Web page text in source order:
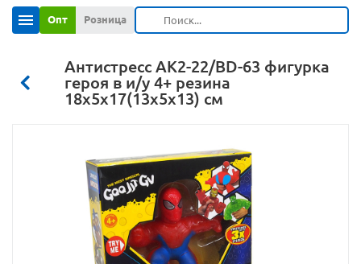
Опт Розница
Антистресс АК2-22/BD-63 фигурка
героя в и/у 4+ резина
18х5х17(13х5х13) см